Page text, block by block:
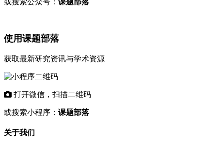
使用课题部落
获取最新研究资讯与学术资源
打开微信，扫描二维码
或搜索小程序： 课题部落
关于我们